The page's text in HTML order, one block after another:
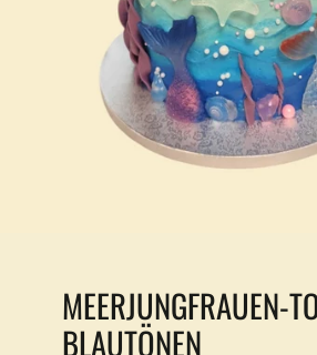
MEERJUNGFRAUEN-
BLAUTÖNEN